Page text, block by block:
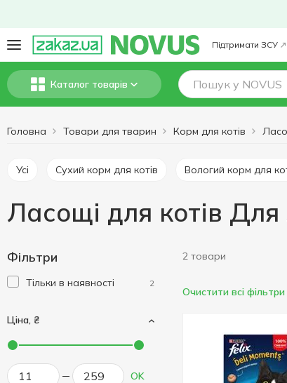
Підтримати ЗСУ
Каталог товарів
Головна Товари для тварин Корм для котів
Усі Сухий корм для котів Вологий корм для
Ласощі для котів Для
Фільтри
Тільки в наявності 2
Ціна, ₴
OK
2 товари
Очистити всі фільтри